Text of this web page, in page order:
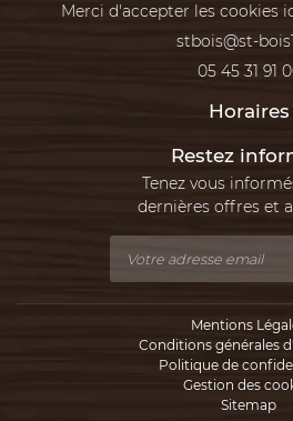
Merci d'accepter les cookies
05 45 31 91
Horaires
Restez
Tenez vous
dernières offres et
Mentions
Conditions générales
Politique de
Gestion des
Sitemap